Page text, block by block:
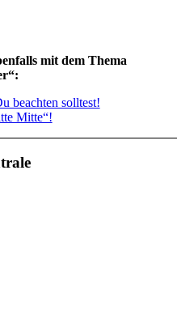
mit dem Thema
beachten solltest!
Mitte“!